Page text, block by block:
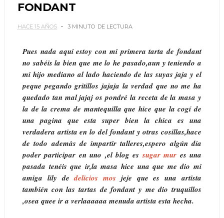
FONDANT
HACE 15 AÑOS 3 MINUTO DE LECTURA
Pues nada aquí estoy con mi primera tarta de fondant
no sabéis la bien que me lo he pasado,aun y teniendo a
mi hijo mediano al lado haciendo de las suyas jaja y el
peque pegando gritillos jajaja la verdad que no me ha
quedado tan mal jajaj os pondré la receta de la masa y
la de la crema de mantequilla que hice que la cogí de
una pagina que esta super bien la chica es una
verdadera artista en lo del fondant y otras cosillas,hace
de todo además de impartir talleres,espero algún día
poder participar en uno ,el blog essugar mur es una
pasada tenéis que ir,la masa hice una que me dio mi
amiga lily dedelicios mos jeje que es una artista
también con las tartas de fondant y me dio truquillos
,osea quee ir a verlaaaaaa menuda artista esta hecha.